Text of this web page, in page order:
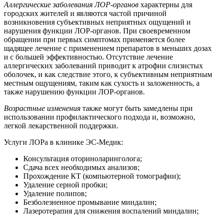
Аллергические заболевания ЛОР-органов характерны для
городских жителей и являются частой причиной
возникновения субъективных неприятных ощущений и
нарушения функции ЛОР-органов. При своевременном
обращении при первых симптомах применяется более
щадящее лечение с применением препаратов в меньших дозах
и с большей эффективностью. Отсутствие лечение
аллергических заболеваний приводит к атрофии слизистых
оболочек, и как следствие этого, к субъективным неприятным
местным ощущениям, таким как сухость и заложенность, а
также нарушению функции ЛОР-органов.
Возрастные изменения также могут быть замедлены при
использовании профилактического подхода и, возможно,
легкой лекарственной поддержки.
Услуги ЛОРа в клинике ЭС-Медик:
Консультация оториноларинголога;
Сдача всех необходимых анализов;
Прохождение КТ (компьютерной томографии);
Удаление серной пробки;
Удаление полипов;
Безболезненное промывание миндалин;
Лазеротерапия для снижения воспалений миндалин;